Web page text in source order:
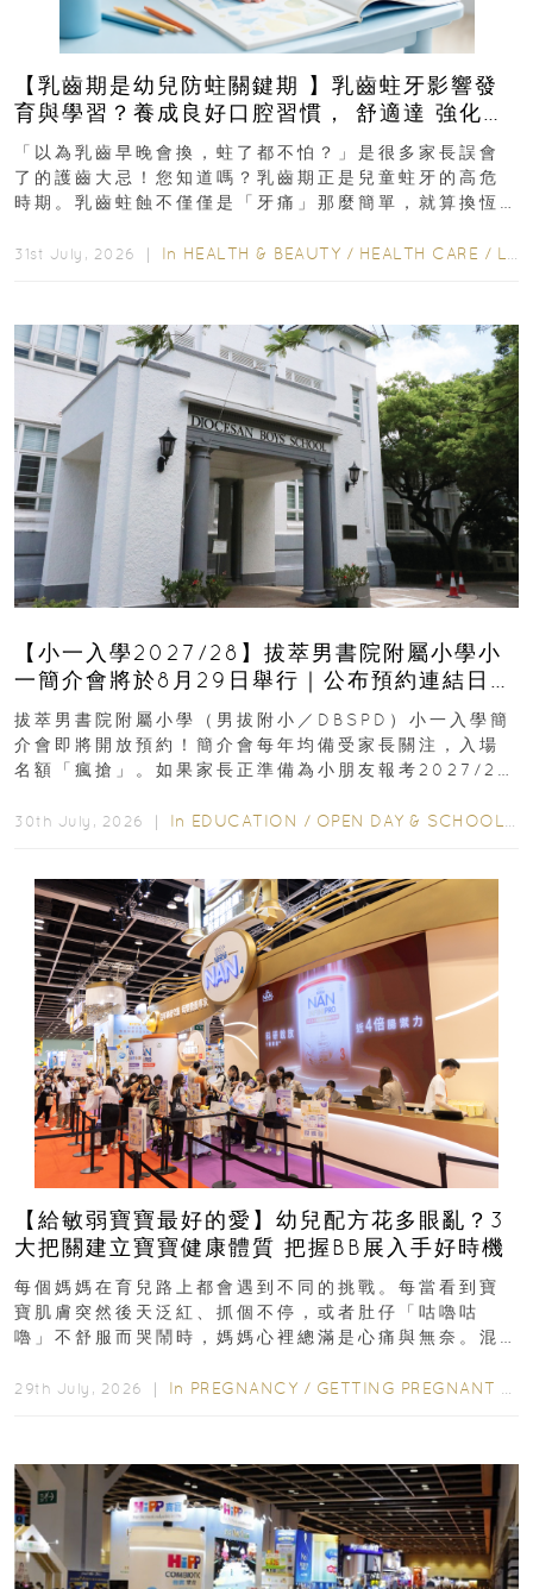
【乳齒期是幼兒防蛀關鍵期 】乳齒蛀牙影響發
育與學習？養成良好口腔習慣， 舒適達 強化琺
瑯質 兒童牙膏防護指南
「以為乳齒早晚會換，蛀了都不怕？」是很多家長誤會
了的護齒大忌！您知道嗎？乳齒期正是兒童蛀牙的高危
時期。乳齒蛀蝕不僅僅是「牙痛」那麼簡單，就算換恆
31st July, 2026 ｜ In HEALTH & BEAUTY / HEALTH CARE / LIFESTYLE
【小一入學2027/28】拔萃男書院附屬小學小
一簡介會將於8月29日舉行｜公布預約連結日期
｜更設有網上重溫
拔萃男書院附屬小學（男拔附小／DBSPD）小一入學簡
介會即將開放預約！簡介會每年均備受家長關注，入場
名額「瘋搶」。如果家長正準備為小朋友報考2027/28
30th July, 2026 ｜ In EDUCATION / OPEN DAY & SCHOOL EVENTS
【給敏弱寶寶最好的愛】幼兒配方花多眼亂？3
大把關建立寶寶健康體質 把握BB展入手好時機
每個媽媽在育兒路上都會遇到不同的挑戰。每當看到寶
寶肌膚突然後天泛紅、抓個不停，或者肚仔「咕嚕咕
嚕」不舒服而哭鬧時，媽媽心裡總滿是心痛與無奈。混
29th July, 2026 ｜ In PREGNANCY / GETTING PREGNANT